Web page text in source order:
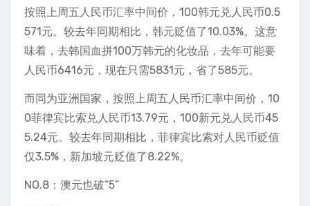
按照上周五人民币汇率中间价，100韩元兑人民币0.5
571元。较去年同期相比，韩元贬值了10.03%。这意
味着，去韩国血拼100万韩元的化妆品，去年可能要
人民币6416元，现在只需5831元，省了585元。
而同为亚洲国家，按照上周五人民币汇率中间价，10
0菲律宾比索兑人民币13.79元，100新元兑人民币45
5.24元。较去年同期相比，菲律宾比索对人民币贬值
仅3.5%，新加坡元贬值了8.22%。
NO.8：澳元也破“5”